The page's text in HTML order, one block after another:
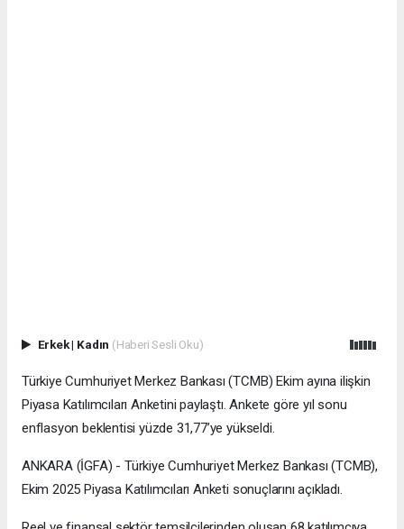
Erkek| Kadın (Haberi Sesli Oku)
Türkiye Cumhuriyet Merkez Bankası (TCMB) Ekim ayına ilişkin
Piyasa Katılımcıları Anketini paylaştı. Ankete göre yıl sonu
enflasyon beklentisi yüzde 31,77’ye yükseldi.
ANKARA (İGFA) - Türkiye Cumhuriyet Merkez Bankası (TCMB),
Ekim 2025 Piyasa Katılımcıları Anketi sonuçlarını açıkladı.